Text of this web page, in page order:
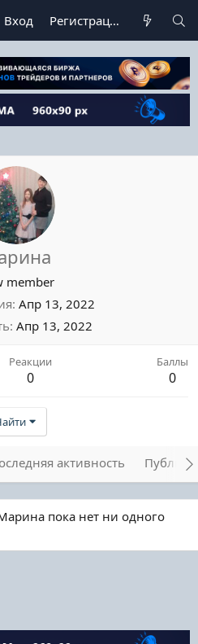
Вход Регистрация
member
Апр 13, 2022
Апр 13, 2022
Реакции
0
Баллы
0
активность
пока нет ни одного